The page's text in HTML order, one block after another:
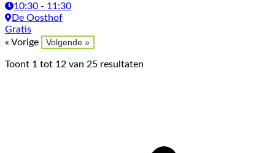
10:30 - 11:30
De Oosthof
Gratis
« Vorige
Volgende »
Toont 1 tot 12 van 25 resultaten